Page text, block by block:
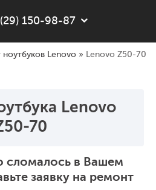
150-98-87
ноутбуков Lenovo » Lenovo Z50-70
Lenovo
70
сломалось в Вашем
заявку на ремонт